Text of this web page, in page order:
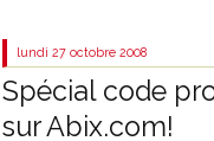
lundi 27 octobre 2008
Spécial code
sur Abix.com!